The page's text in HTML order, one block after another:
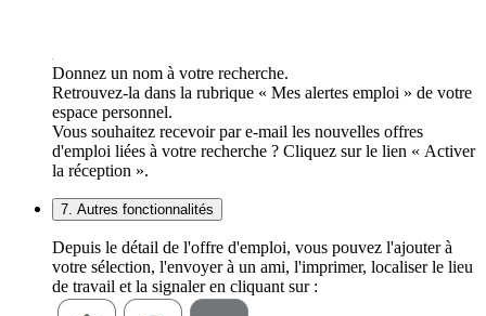
Donnez un nom à votre recherche.
Retrouvez-la dans la rubrique « Mes alertes emploi » de votre
espace personnel.
Vous souhaitez recevoir par e-mail les nouvelles offres
d'emploi liées à votre recherche ? Cliquez sur le lien « Activer
la réception ».
7. Autres fonctionnalités
Depuis le détail de l'offre d'emploi, vous pouvez l'ajouter à
votre sélection, l'envoyer à un ami, l'imprimer, localiser le lieu
de travail et la signaler en cliquant sur :